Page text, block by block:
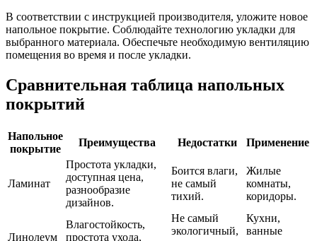
В соответствии с инструкцией производителя, уложите новое
напольное покрытие. Соблюдайте технологию укладки для
выбранного материала. Обеспечьте необходимую вентиляцию
помещения во время и после укладки.
Сравнительная таблица напольных
покрытий
Напольное
покрытие
Преимущества Недостатки Применение
Ламинат
Простота укладки,
доступная цена,
разнообразие
дизайнов.
Боится влаги,
не самый
тихий.
Жилые
комнаты,
коридоры.
Линолеум
Влагостойкость,
простота ухода,
Не самый
экологичный,
Кухни,
ванные